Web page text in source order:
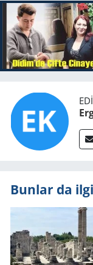
Bunlar da